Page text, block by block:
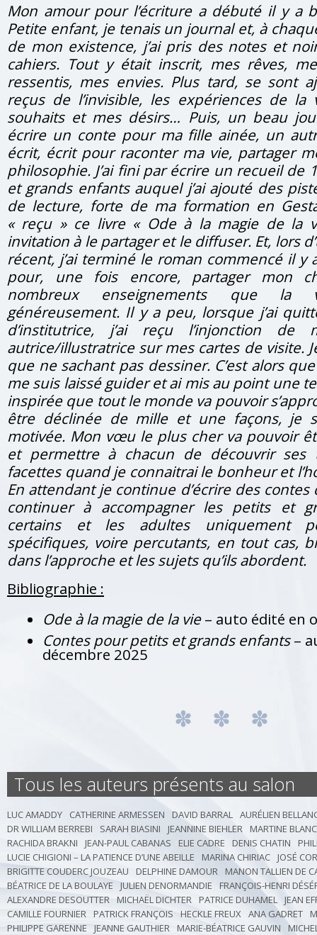
Mon amour pour l’écriture a débuté il y a
Petite enfant, je tenais un journal et, à
de mon existence, j’ai pris des notes et
cahiers. Tout y était inscrit, mes rêves,
ressentis, mes envies. Plus tard, se sont
reçus de l’invisible, les expériences de
souhaits et mes désirs… Puis, un beau
écrire un conte pour ma fille ainée, un
écrit, écrit pour raconter ma vie, partager
philosophie. J’ai fini par écrire un recueil de
et grands enfants auquel j’ai ajouté des
de lecture, forte de ma formation en
« reçu » ce livre « Ode à la magie de la
invitation à le partager et le diffuser. Et, lors
récent, j’ai terminé le roman commencé il y
pour, une fois encore, partager mon
nombreux enseignements que la
généreusement. Il y a peu, lorsque j’ai
d’institutrice, j’ai reçu l’injonction
autrice/illustratrice sur mes cartes de visite.
que ne sachant pas dessiner. C’est alors
me suis laissé guider et ai mis au point une
inspirée que tout le monde va pouvoir
être déclinée de mille et une façons, je
motivée. Mon vœu le plus cher va pouvoir
et permettre à chacun de découvrir ses
facettes quand je connaitrai le bonheur et
En attendant je continue d’écrire des
continuer à accompagner les petits et
certains et les adultes uniquement
spécifiques, voire percutants, en tout cas,
dans l’approche et les sujets qu’ils abordent.
Bibliographie :
Ode à la magie de la vie– auto édité en
Contes pour petits et grands enfants–
décembre 2025
Tous les auteurs présents au salon
LUC AMADDY CATHERINE ARMESSEN DAVID BARRAL AURÉLIEN
DR WILLIAM BERREBI
SARAH BIASINI JEANNINE BIEHLER
MARTINE
RACHIDA BRAKNI
JEAN-PAUL CABANAS ELIE CADRE DENIS CHATIN
LUCIE CHIGIONI – LA PATIENCE D’UNE ABEILLE
MARINA CHIRIAC
JOSÉ
BRIGITTE COUDERC JOUZEAU
DELPHINE DAMOUR
MANON TALLIEN DE
BÉATRICE DE LA BOULAYE
JULIEN DENORMANDIE
FRANÇOIS-HENRI
ALEXANDRE DESOUTTER MICHAËL DICHTER PATRICE DUHAMEL JEAN
CAMILLE FOURNIER PATRICK FRANÇOIS HECKLE FREUX ANA GADRET
PHILIPPE GARENNE
JEANNE GAUTHIER MARIE-BÉATRICE GAUVIN